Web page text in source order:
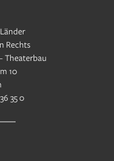
Rechts
Theaterbau
10
35 0